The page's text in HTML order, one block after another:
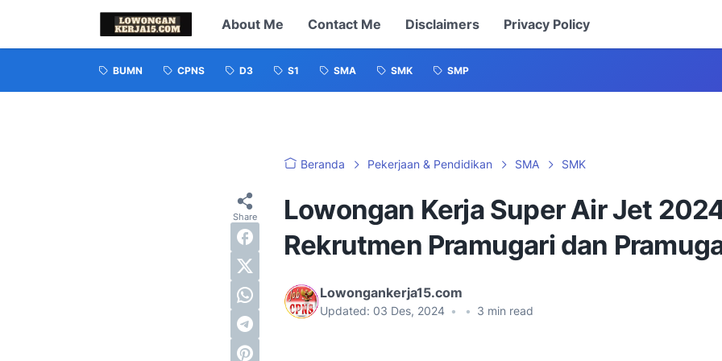
About Me Contact Me Disclaimers Privacy Policy
BUMN CPNS D3 S1 SMA SMK SMP
Beranda Pekerjaan & Pendidikan SMA SMK
Lowongan Kerja Super Air Jet
Rekrutmen Pramugari dan
Lowongankerja15.com
Updated: 03 Des, 2024 • • 3 min read